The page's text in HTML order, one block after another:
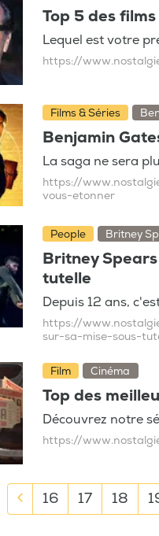
Top 5 des
Lequel est votre
https://
Films & Séries
Benjamin
La saga ne sera
https://
vous-etonner
People Britney
Britney
tutelle
Depuis 12 ans,
https://
sur-sa-mise-sous-
Film Cinéma
Top des
Découvrez notre
https://
16 17 18